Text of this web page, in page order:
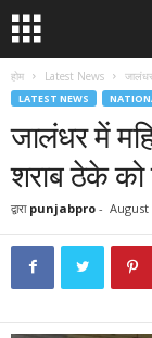
होम Latest News
LATEST NEWS
जालंधर में
शराब ठेके
द्वारा punjabpro - August